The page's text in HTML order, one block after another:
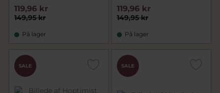
149,95 kr
119,96 kr
På lager
149,95 kr
119,96 kr
På lager
SALE SALE